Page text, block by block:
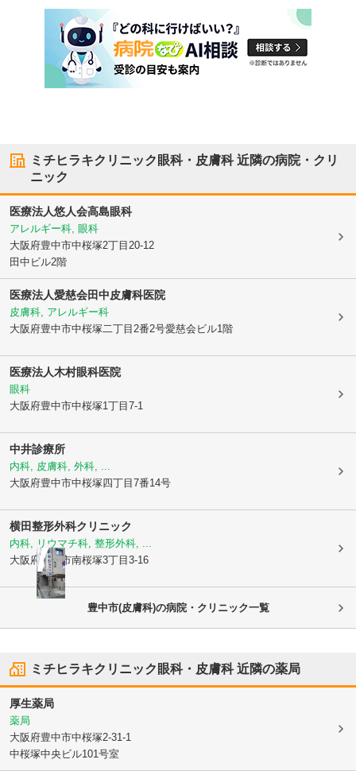
ミチヒラキクリニック眼科・皮膚科近隣の病院・クリ
ニック
医療法人悠人会高島眼科
アレルギー科, 眼科
大阪府豊中市中桜塚2丁目20-12
田中ビル2階
医療法人愛慈会田中皮膚科医院
皮膚科, アレルギー科
大阪府豊中市中桜塚二丁目2番2号愛慈会ビル1階
医療法人木村眼科医院
眼科
大阪府豊中市中桜塚1丁目7-1
中井診療所
内科, 皮膚科, 外科, ...
大阪府豊中市中桜塚四丁目7番14号
横田整形外科クリニック
内科, リウマチ科, 整形外科, ...
大阪府豊中市南桜塚3丁目3-16
豊中市(皮膚科)の病院・クリニック一覧
ミチヒラキクリニック眼科・皮膚科近隣の薬局
厚生薬局
薬局
大阪府豊中市中桜塚2-31-1
中桜塚中央ビル101号室